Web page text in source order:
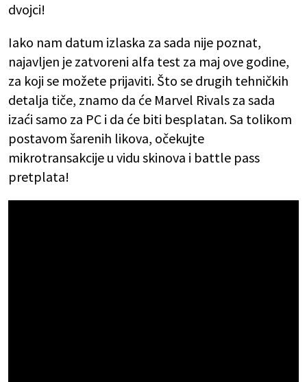
dvojci!
Iako nam datum izlaska za sada nije poznat,
najavljen je zatvoreni alfa test za maj ove godine,
za koji se možete prijaviti. Što se drugih tehničkih
detalja tiče, znamo da će Marvel Rivals za sada
izaći samo za PC i da će biti besplatan. Sa tolikom
postavom šarenih likova, očekujte
mikrotransakcije u vidu skinova i battle pass
pretplata!